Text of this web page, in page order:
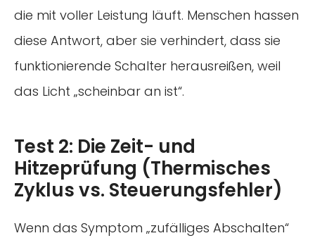
die mit voller Leistung läuft. Menschen hassen
diese Antwort, aber sie verhindert, dass sie
funktionierende Schalter herausreißen, weil
das Licht „scheinbar an ist“.
Test 2: Die Zeit- und
Hitzeprüfung (Thermisches
Zyklus vs. Steuerungsfehler)
Wenn das Symptom „zufälliges Abschalten“